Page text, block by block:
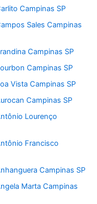
Campinas SP
Sales Campinas
Campinas SP
Campinas SP
Vista Campinas SP
Campinas SP
Lourenço
Francisco
Campinas SP
Marta Campinas